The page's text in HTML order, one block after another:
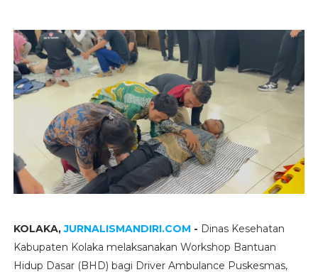
KOLAKA,JURNALISMANDIRI.COM - Dinas Kesehatan
Kabupaten Kolaka melaksanakan Workshop Bantuan
Hidup Dasar (BHD) bagi Driver Ambulance Puskesmas,